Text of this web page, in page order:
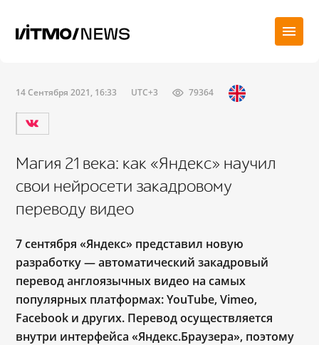
14 Сентября 2021, 16:33 UTC+3 79364
Магия 21 века: как «Яндекс» научил
свои нейросети закадровому
переводу видео
7 сентября «Яндекс» представил новую
разработку ― автоматический закадровый
перевод англоязычных видео на самых
популярных платформах: YouTube, Vimeo,
Facebook и других. Перевод осуществляется
внутри интерфейса «Яндекс.Браузера», поэтому